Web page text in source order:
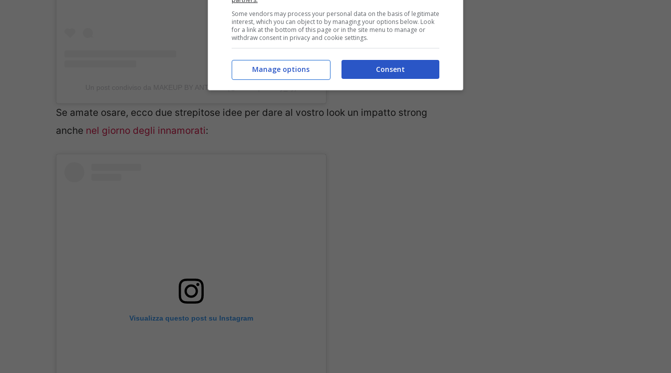
Un post condiviso da MAKEUP BY ANTONIA (@makeupfactory_cy)
Se amate osare, ecco due strepitose idee per dare al vostro look un impatto strong
anche nel giorno degli innamorati:
Visualizza questo post su Instagram
Some vendors may process your personal data on the basis of legitimate
interest, which you can object to by managing your options below. Look
for a link at the bottom of this page or in the site menu to manage or
withdraw consent in privacy and cookie settings.
Consent
Manage options